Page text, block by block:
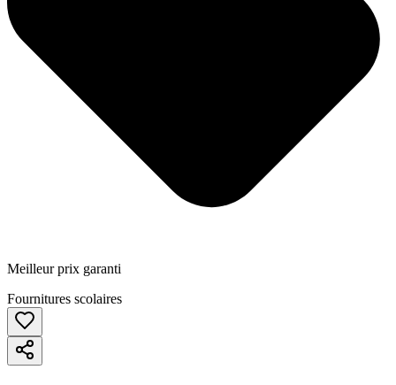
Meilleur prix garanti
Fournitures scolaires